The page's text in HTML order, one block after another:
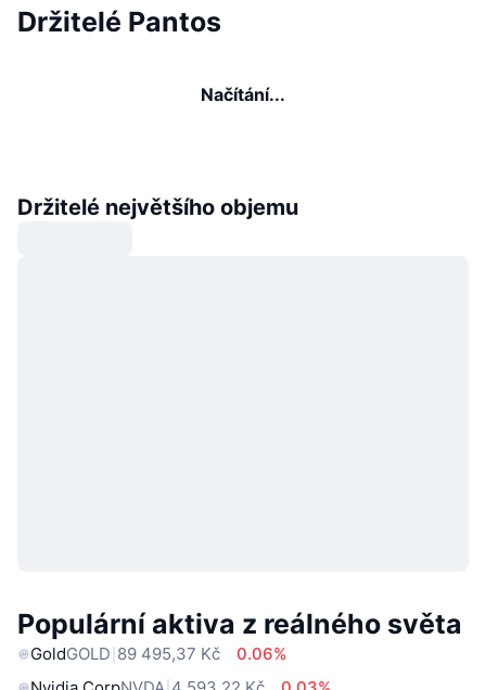
Držitelé Pantos
Načítání...
Držitelé největšího objemu
Populární aktiva z reálného světa
GoldGOLD 89 495,37 Kč
0.06%